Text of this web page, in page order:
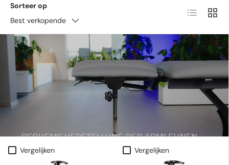
Sorteer op
Best verkopende
Lijst
Vergelijken Vergelijken